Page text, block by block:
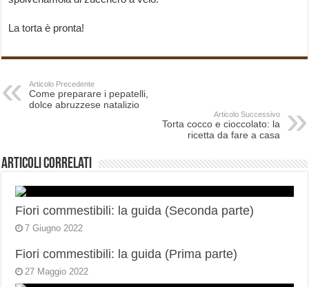
La torta è pronta!
Articolo Precedente
Come preparare i pepatelli,
dolce abruzzese natalizio
Articolo Successivo
Torta cocco e cioccolato: la
ricetta da fare a casa
Articoli correlati
Fiori commestibili: la guida (Seconda parte)
7 Giugno 2022
Fiori commestibili: la guida (Prima parte)
27 Maggio 2022